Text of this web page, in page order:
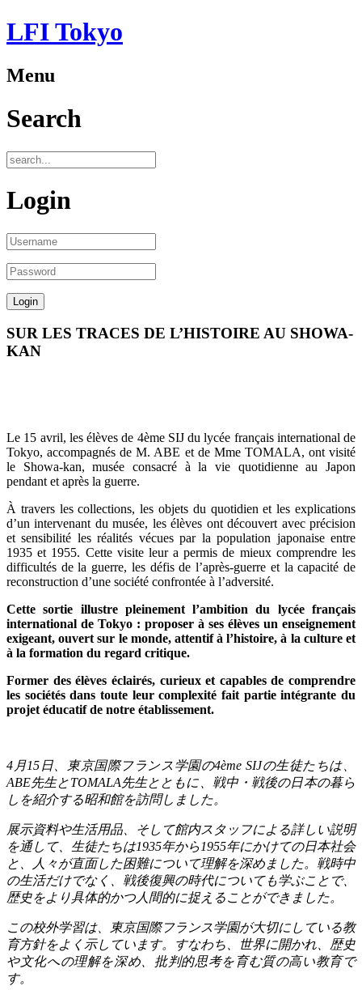
LFI Tokyo
Menu
Search
Login
SUR LES TRACES DE L’HISTOIRE AU SHOWA-
KAN
Le 15 avril, les élèves de 4ème SIJ du lycée français international de
Tokyo, accompagnés de M. ABE et de Mme TOMALA, ont visité
le Showa-kan, musée consacré à la vie quotidienne au Japon
pendant et après la guerre.
À travers les collections, les objets du quotidien et les explications
d’un intervenant du musée, les élèves ont découvert avec précision
et sensibilité les réalités vécues par la population japonaise entre
1935 et 1955. Cette visite leur a permis de mieux comprendre les
difficultés de la guerre, les défis de l’après-guerre et la capacité de
reconstruction d’une société confrontée à l’adversité.
Cette sortie illustre pleinement l’ambition du lycée français
international de Tokyo : proposer à ses élèves un enseignement
exigeant, ouvert sur le monde, attentif à l’histoire, à la culture et
à la formation du regard critique.
Former des élèves éclairés, curieux et capables de comprendre
les sociétés dans toute leur complexité fait partie intégrante du
projet éducatif de notre établissement.
4 月15日、東京国際フランス学園の4ème SIJの生徒たちは、
ABE先生とTOMALA先生とともに、戦中・戦後の日本の暮ら
しを紹介する昭和館を訪問しました。
展示資料や生活用品、そして館内スタッフによる詳しい説明
を通して、生徒たちは1935年から 1955年にかけての日本社会
と、人々が直面した困難について理解を深めました。戦時中
の生活だけでなく、戦後復興の時代についても学ぶことで、
歴史をより具体的かつ人間的に捉えることができました。
この校外学習は、東京国際フランス学園が大切にしている教
育方針をよく示しています。すなわち、世界に開かれ、歴史
や文化への理解を深め、批判的思考を育む質の高い教育で
す。